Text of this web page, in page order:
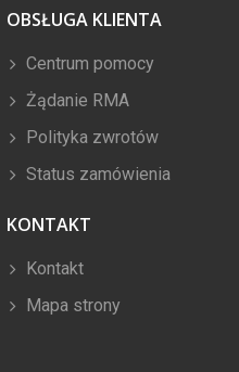
OBSŁUGA KLIENTA
Centrum pomocy
Żądanie RMA
Polityka zwrotów
Status zamówienia
KONTAKT
Kontakt
Mapa strony